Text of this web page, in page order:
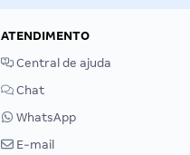
ATENDIMENTO
Central de ajuda
Chat
WhatsApp
E-mail